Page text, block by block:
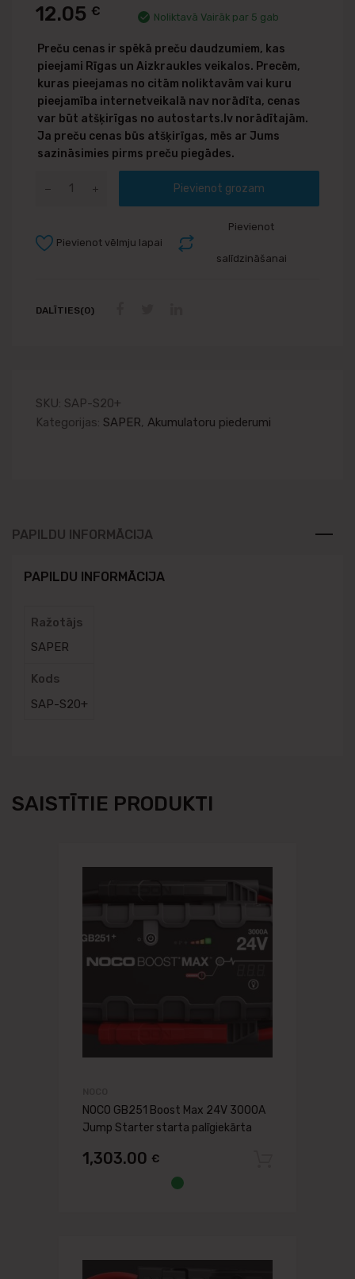
12.05 € Noliktavā Vairāk par 5 gab
Preču cenas ir spēkā preču daudzumiem, kas
pieejami Rīgas un Aizkraukles veikalos. Precēm,
kuras pieejamas no citām noliktavām vai kuru
pieejamība internetveikalā nav norādīta, cenas
var būt atšķirīgas no autostarts.lv norādītajām.
Ja preču cenas būs atšķirīgas, mēs ar Jums
sazināsimies pirms preču piegādes.
Pievienot grozam
Pievienot
salīdzināšanai
Pievienot vēlmju lapai
DALĪTIES(0)
SKU: SAP-S20+
Kategorijas: SAPER, Akumulatoru piederumi
PAPILDU INFORMĀCIJA
PAPILDU INFORMĀCIJA
Ražotājs
SAPER
Kods
SAP-S20+
SAISTĪTIE PRODUKTI
NOCO GB251 Boost Max 24V 3000A
Jump Starter starta palīgiekārta
1,303.00 €